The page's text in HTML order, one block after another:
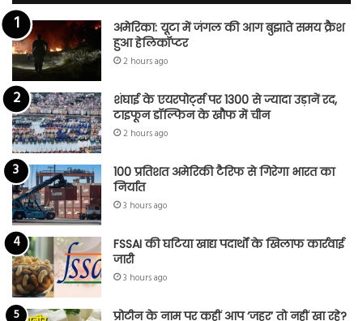
अमेरिका: यूटा में जंगल की आग बुझाते समय क्रैश
हुआ हेलिकॉप्टर
2 hours ago
शंघाई के एयरपोर्ट्स पर 1300 से ज्यादा उड़ानें रद,
टाइफून डॉल्फिन के खौफ में चीन
2 hours ago
100 प्रतिशत अमेरिकी टैरिफ से गिरेगा भारत का
निर्यात
3 hours ago
FSSAI की घटिया खाद्य पदार्थों के खिलाफ कार्रवाई
जारी
3 hours ago
प्रोटीन के नाम पर कहीं आप ‘जहर’ तो नहीं खा रहे?